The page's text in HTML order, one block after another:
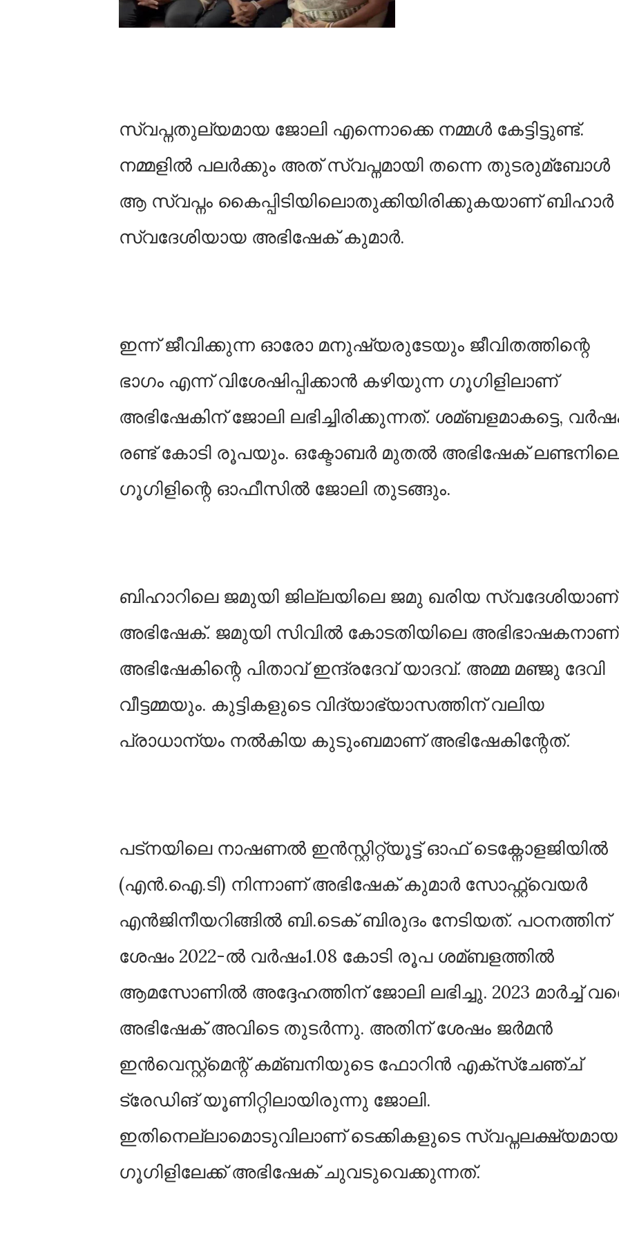
സ്വപ്നതുല്യമായ ജോലി എന്നൊക്കെ നമ്മള്‍ കേട്ടിട്ടുണ്ട്.
നമ്മളില്‍ പലർക്കും അത് സ്വപ്നമായി തന്നെ തുടരുമ്ബോള്‍
ആ സ്വപ്നം കൈപ്പിടിയിലൊതുക്കിയിരിക്കുകയാണ് ബിഹാർ
സ്വദേശിയായ അഭിഷേക് കുമാർ.
ഇന്ന് ജീവിക്കുന്ന ഓരോ മനുഷ്യരുടേയും ജീവിതത്തിന്റെ
ഭാഗം എന്ന് വിശേഷിപ്പിക്കാൻ കഴിയുന്ന ഗൂഗിളിലാണ്
അഭിഷേകിന് ജോലി ലഭിച്ചിരിക്കുന്നത്. ശമ്ബളമാകട്ടെ,
രണ്ട് കോടി രൂപയും. ഒക്ടോബർ മുതല്‍ അഭിഷേക്
ഗൂഗിളിന്റെ ഓഫീസില്‍ ജോലി തുടങ്ങും.
ബിഹാറിലെ ജമുയി ജില്ലയിലെ ജമു ഖരിയ സ്വദേശിയാണ്
അഭിഷേക്. ജമുയി സിവില്‍ കോടതിയിലെ അഭിഭാഷകനാണ്
അഭിഷേകിന്റെ പിതാവ് ഇന്ദ്രദേവ് യാദവ്. അമ്മ മഞ്ജു ദേവി
വീട്ടമ്മയും. കുട്ടികളുടെ വിദ്യാഭ്യാസത്തിന് വലിയ
പ്രാധാന്യം നല്‍കിയ കുടുംബമാണ് അഭിഷേകിന്റേത്.
പട്നയിലെ നാഷണല്‍ ഇൻസ്റ്റിറ്റ്യൂട്ട് ഓഫ് ടെക്നോളജിയില്‍
(എൻ.ഐ.ടി) നിന്നാണ് അഭിഷേക് കുമാർ സോഫ്റ്റ്വെയർ
എൻജിനീയറിങ്ങില്‍ ബി.ടെക് ബിരുദം നേടിയത്. പഠനത്തിന്
ശേഷം 2022-ല്‍ വർഷം1.08 കോടി രൂപ ശമ്ബളത്തില്‍
ആമസോണില്‍ അദ്ദേഹത്തിന് ജോലി ലഭിച്ചു. 2023 മാർച്ച്‌
അഭിഷേക് അവിടെ തുടർന്നു. അതിന് ശേഷം ജർമൻ
ഇൻവെസ്റ്റ്മെന്റ് കമ്ബനിയുടെ ഫോറിൻ എക്സ്ചേഞ്ച്
ട്രേഡിങ് യൂണിറ്റിലായിരുന്നു ജോലി.
ഇതിനെല്ലാമൊടുവിലാണ് ടെക്കികളുടെ സ്വപ്നലക്ഷ്യമായ
ഗൂഗിളിലേക്ക് അഭിഷേക് ചുവടുവെക്കുന്നത്.